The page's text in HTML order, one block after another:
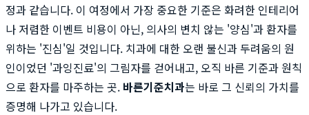
정과 같습니다. 이 여정에서 가장 중요한 기준은 화려한 인테리어
나 저렴한 이벤트 비용이 아닌, 의사의 변치 않는 '양심'과 환자를
위하는 '진심'일 것입니다. 치과에 대한 오랜 불신과 두려움의 원
인이었던 '과잉진료'의 그림자를 걷어내고, 오직 바른 기준과 원칙
으로 환자를 마주하는 곳. 바른기준치과는 바로 그 신뢰의 가치를
증명해 나가고 있습니다.